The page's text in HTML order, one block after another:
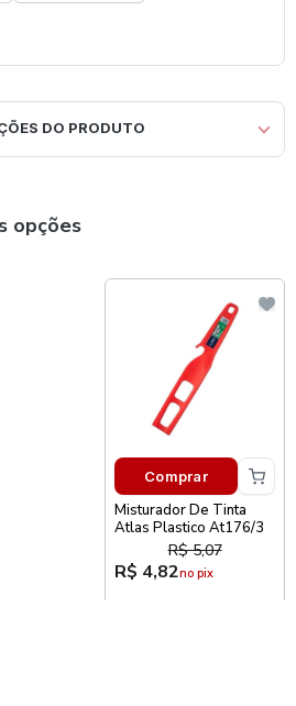
DO PRODUTO
opções
Comprar
Misturador De Tinta
Atlas Plastico At176/3
R$ 5,07
R$ 4,82no pix